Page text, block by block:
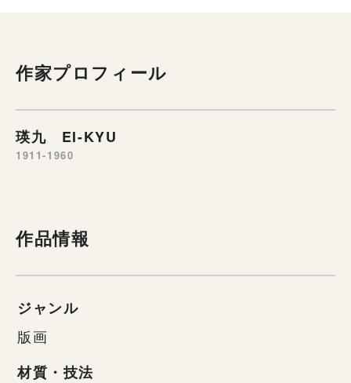
作家プロフィール
瑛九 EI-KYU
1911-1960
作品情報
ジャンル
版画
材質・技法